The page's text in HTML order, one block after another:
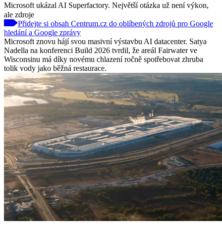
Microsoft ukázal AI Superfactory. Největší otázka už není výkon,
ale zdroje
Přidejte si obsah Centrum.cz do oblíbených zdrojů pro Google
hledání a Google zprávy
Microsoft znovu hájí svou masivní výstavbu AI datacenter. Satya
Nadella na konferenci Build 2026 tvrdil, že areál Fairwater ve
Wisconsinu má díky novému chlazení ročně spotřebovat zhruba
tolik vody jako běžná restaurace.